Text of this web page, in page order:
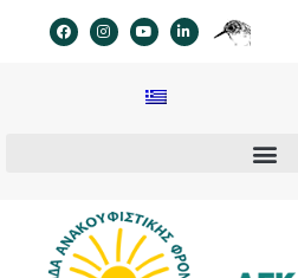
περιεχόμενο